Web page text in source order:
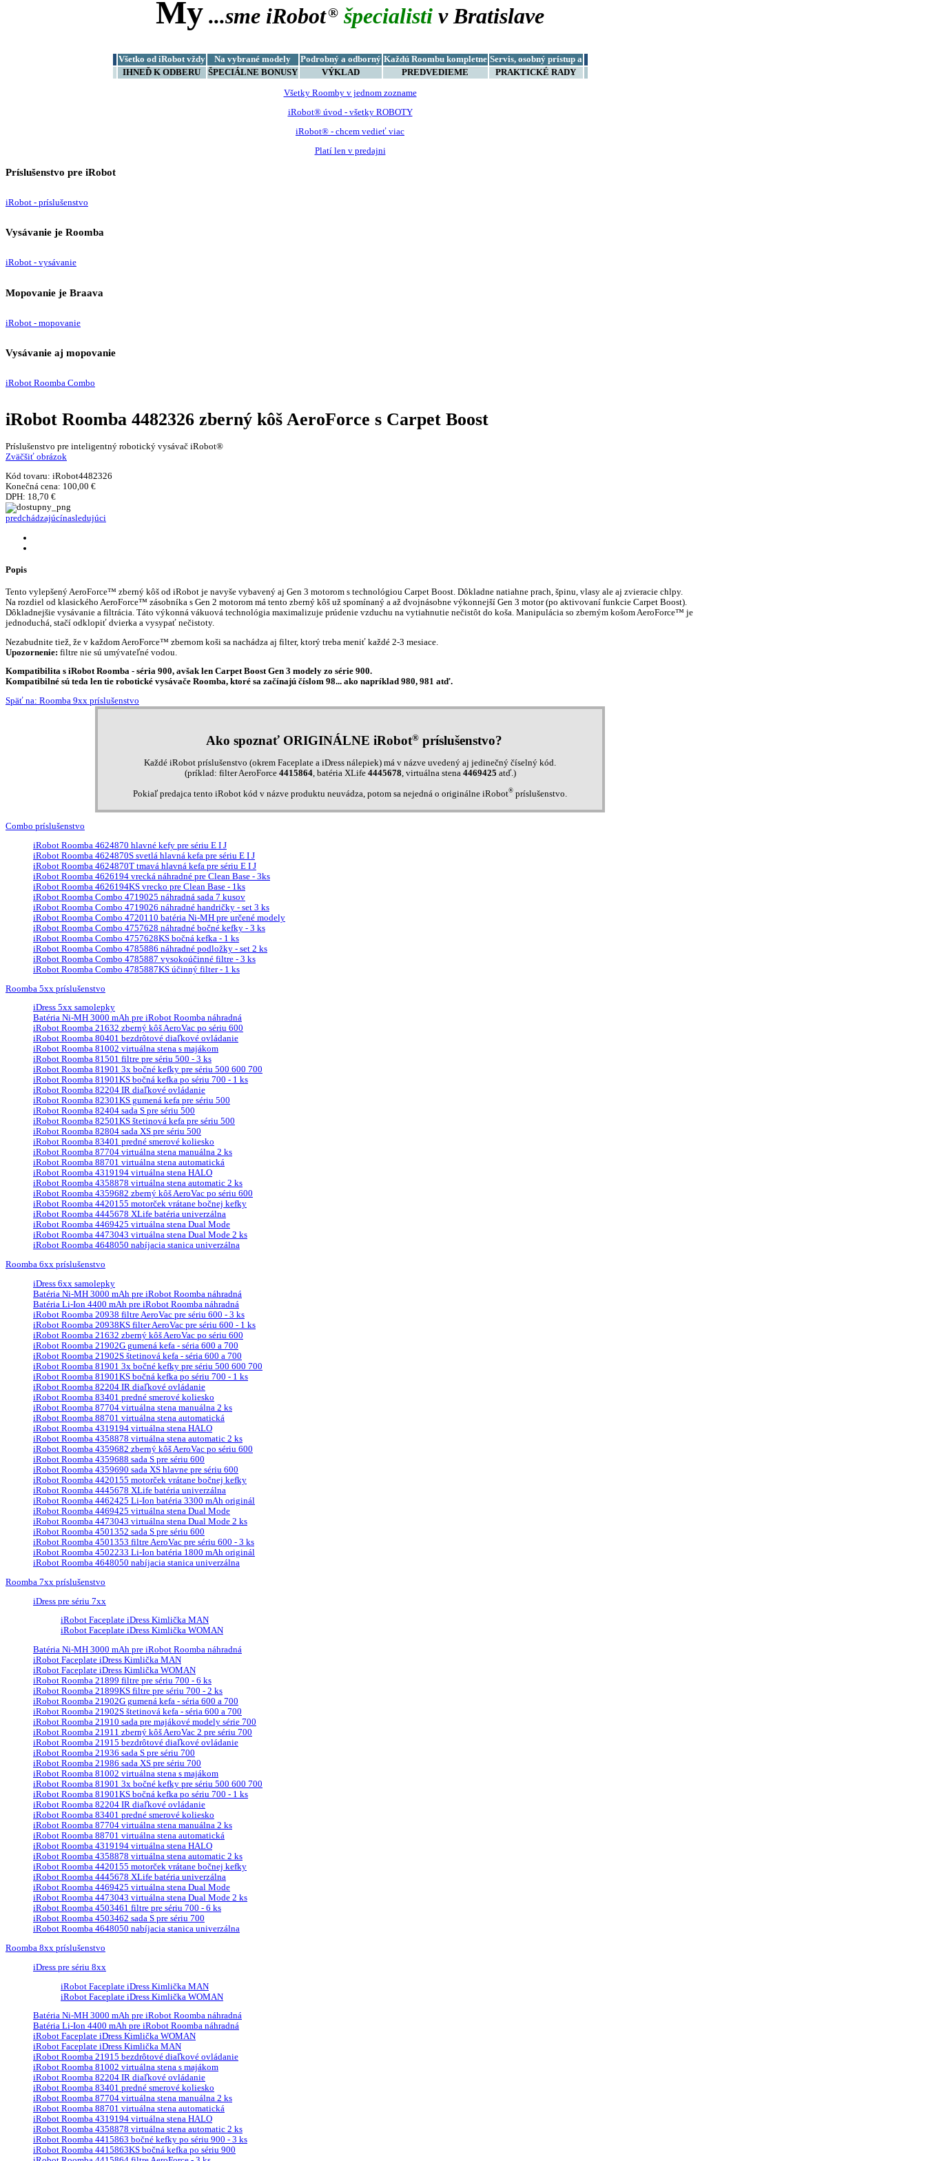
My ...sme iRobot® špecialisti v Bratislave
Všetko od iRobot vždy Na vybrané modely Podrobný a odborný Každú Roombu kompletne Servis, osobný prístup a
IHNEĎ K ODBERU
ŠPECIÁLNE BONUSY VÝKLAD PREDVEDIEME PRAKTICKÉ RADY
Všetky Roomby v jednom zozname
iRobot® úvod - všetky ROBOTY
iRobot® - chcem vedieť viac
Platí len v predajni
Príslušenstvo pre iRobot
iRobot - príslušenstvo
Vysávanie je Roomba
iRobot - vysávanie
Mopovanie je Braava
iRobot - mopovanie
Vysávanie aj mopovanie
iRobot Roomba Combo
iRobot Roomba 4482326 zberný kôš AeroForce s Carpet Boost
Príslušenstvo pre inteligentný robotický vysávač iRobot®
Zväčšiť obrázok
Kód tovaru: iRobot4482326
Konečná cena: 100,00 €
DPH: 18,70 €
predchádzajúcínasledujúci
Popis
Tento vylepšený AeroForce™ zberný kôš od iRobot je navyše vybavený aj Gen 3 motorom s technológiou Carpet Boost. Dôkladne natiahne prach, špinu, vlasy ale aj zvieracie chlpy.
Na rozdiel od klasického AeroForce™ zásobníka s Gen 2 motorom má tento zberný kôš už spomínaný a až dvojnásobne výkonnejší Gen 3 motor (po aktivovaní funkcie Carpet Boost).
Dôkladnejšie vysávanie a filtrácia. Táto výkonná vákuová technológia maximalizuje prúdenie vzduchu na vytiahnutie nečistôt do koša. Manipulácia so zberným košom AeroForce™ je
jednoduchá, stačí odklopiť dvierka a vysypať nečistoty.
Nezabudnite tiež, že v každom AeroForce™ zbernom koši sa nachádza aj filter, ktorý treba meniť každé 2-3 mesiace.
Upozornenie: filtre nie sú umývateľné vodou.
Kompatibilita s iRobot Roomba - séria 900, avšaklen Carpet Boost Gen 3 modely zo série 900.
Kompatibilné sú teda len tie robotické vysávače Roomba, ktoré sa začínajú číslom 98... ako napríklad 980, 981 atď.
Späť na: Roomba 9xx príslušenstvo
Ako spoznať ORIGINÁLNE iRobot® príslušenstvo?
Každé iRobot príslušenstvo (okrem Faceplate a iDress nálepiek) má v názve uvedený aj jedinečný číselný kód.
(príklad: filter AeroForce 4415864, batéria XLife4445678, virtuálna stena 4469425 atď.)
Pokiaľ predajca tento iRobot kód v názve produktu neuvádza, potom sa nejedná o originálne iRobot® príslušenstvo.
Combo príslušenstvo
iRobot Roomba 4624870 hlavné kefy pre sériu E I J
iRobot Roomba 4624870S svetlá hlavná kefa pre sériu E I J
iRobot Roomba 4624870T tmavá hlavná kefa pre sériu E I J
iRobot Roomba 4626194 vrecká náhradné pre Clean Base - 3ks
iRobot Roomba 4626194KS vrecko pre Clean Base - 1ks
iRobot Roomba Combo 4719025 náhradná sada 7 kusov
iRobot Roomba Combo 4719026 náhradné handričky - set 3 ks
iRobot Roomba Combo 4720110 batéria Ni-MH pre určené modely
iRobot Roomba Combo 4757628 náhradné bočné kefky - 3 ks
iRobot Roomba Combo 4757628KS bočná kefka - 1 ks
iRobot Roomba Combo 4785886 náhradné podložky - set 2 ks
iRobot Roomba Combo 4785887 vysokoúčinné filtre - 3 ks
iRobot Roomba Combo 4785887KS účinný filter - 1 ks
Roomba 5xx príslušenstvo
iDress 5xx samolepky
Batéria Ni-MH 3000 mAh pre iRobot Roomba náhradná
iRobot Roomba 21632 zberný kôš AeroVac po sériu 600
iRobot Roomba 80401 bezdrôtové diaľkové ovládanie
iRobot Roomba 81002 virtuálna stena s majákom
iRobot Roomba 81501 filtre pre sériu 500 - 3 ks
iRobot Roomba 81901 3x bočné kefky pre sériu 500 600 700
iRobot Roomba 81901KS bočná kefka po sériu 700 - 1 ks
iRobot Roomba 82204 IR diaľkové ovládanie
iRobot Roomba 82301KS gumená kefa pre sériu 500
iRobot Roomba 82404 sada S pre sériu 500
iRobot Roomba 82501KS štetinová kefa pre sériu 500
iRobot Roomba 82804 sada XS pre sériu 500
iRobot Roomba 83401 predné smerové koliesko
iRobot Roomba 87704 virtuálna stena manuálna 2 ks
iRobot Roomba 88701 virtuálna stena automatická
iRobot Roomba 4319194 virtuálna stena HALO
iRobot Roomba 4358878 virtuálna stena automatic 2 ks
iRobot Roomba 4359682 zberný kôš AeroVac po sériu 600
iRobot Roomba 4420155 motorček vrátane bočnej kefky
iRobot Roomba 4445678 XLife batéria univerzálna
iRobot Roomba 4469425 virtuálna stena Dual Mode
iRobot Roomba 4473043 virtuálna stena Dual Mode 2 ks
iRobot Roomba 4648050 nabíjacia stanica univerzálna
Roomba 6xx príslušenstvo
iDress 6xx samolepky
Batéria Ni-MH 3000 mAh pre iRobot Roomba náhradná
Batéria Li-Ion 4400 mAh pre iRobot Roomba náhradná
iRobot Roomba 20938 filtre AeroVac pre sériu 600 - 3 ks
iRobot Roomba 20938KS filter AeroVac pre sériu 600 - 1 ks
iRobot Roomba 21632 zberný kôš AeroVac po sériu 600
iRobot Roomba 21902G gumená kefa - séria 600 a 700
iRobot Roomba 21902S štetinová kefa - séria 600 a 700
iRobot Roomba 81901 3x bočné kefky pre sériu 500 600 700
iRobot Roomba 81901KS bočná kefka po sériu 700 - 1 ks
iRobot Roomba 82204 IR diaľkové ovládanie
iRobot Roomba 83401 predné smerové koliesko
iRobot Roomba 87704 virtuálna stena manuálna 2 ks
iRobot Roomba 88701 virtuálna stena automatická
iRobot Roomba 4319194 virtuálna stena HALO
iRobot Roomba 4358878 virtuálna stena automatic 2 ks
iRobot Roomba 4359682 zberný kôš AeroVac po sériu 600
iRobot Roomba 4359688 sada S pre sériu 600
iRobot Roomba 4359690 sada XS hlavne pre sériu 600
iRobot Roomba 4420155 motorček vrátane bočnej kefky
iRobot Roomba 4445678 XLife batéria univerzálna
iRobot Roomba 4462425 Li-Ion batéria 3300 mAh originál
iRobot Roomba 4469425 virtuálna stena Dual Mode
iRobot Roomba 4473043 virtuálna stena Dual Mode 2 ks
iRobot Roomba 4501352 sada S pre sériu 600
iRobot Roomba 4501353 filtre AeroVac pre sériu 600 - 3 ks
iRobot Roomba 4502233 Li-Ion batéria 1800 mAh originál
iRobot Roomba 4648050 nabíjacia stanica univerzálna
Roomba 7xx príslušenstvo
iDress pre sériu 7xx
iRobot Faceplate iDress Kimlička MAN
iRobot Faceplate iDress Kimlička WOMAN
Batéria Ni-MH 3000 mAh pre iRobot Roomba náhradná
iRobot Faceplate iDress Kimlička MAN
iRobot Faceplate iDress Kimlička WOMAN
iRobot Roomba 21899 filtre pre sériu 700 - 6 ks
iRobot Roomba 21899KS filtre pre sériu 700 - 2 ks
iRobot Roomba 21902G gumená kefa - séria 600 a 700
iRobot Roomba 21902S štetinová kefa - séria 600 a 700
iRobot Roomba 21910 sada pre majákové modely série 700
iRobot Roomba 21911 zberný kôš AeroVac 2 pre sériu 700
iRobot Roomba 21915 bezdrôtové diaľkové ovládanie
iRobot Roomba 21936 sada S pre sériu 700
iRobot Roomba 21986 sada XS pre sériu 700
iRobot Roomba 81002 virtuálna stena s majákom
iRobot Roomba 81901 3x bočné kefky pre sériu 500 600 700
iRobot Roomba 81901KS bočná kefka po sériu 700 - 1 ks
iRobot Roomba 82204 IR diaľkové ovládanie
iRobot Roomba 83401 predné smerové koliesko
iRobot Roomba 87704 virtuálna stena manuálna 2 ks
iRobot Roomba 88701 virtuálna stena automatická
iRobot Roomba 4319194 virtuálna stena HALO
iRobot Roomba 4358878 virtuálna stena automatic 2 ks
iRobot Roomba 4420155 motorček vrátane bočnej kefky
iRobot Roomba 4445678 XLife batéria univerzálna
iRobot Roomba 4469425 virtuálna stena Dual Mode
iRobot Roomba 4473043 virtuálna stena Dual Mode 2 ks
iRobot Roomba 4503461 filtre pre sériu 700 - 6 ks
iRobot Roomba 4503462 sada S pre sériu 700
iRobot Roomba 4648050 nabíjacia stanica univerzálna
Roomba 8xx príslušenstvo
iDress pre sériu 8xx
iRobot Faceplate iDress Kimlička MAN
iRobot Faceplate iDress Kimlička WOMAN
Batéria Ni-MH 3000 mAh pre iRobot Roomba náhradná
Batéria Li-Ion 4400 mAh pre iRobot Roomba náhradná
iRobot Faceplate iDress Kimlička WOMAN
iRobot Faceplate iDress Kimlička MAN
iRobot Roomba 21915 bezdrôtové diaľkové ovládanie
iRobot Roomba 81002 virtuálna stena s majákom
iRobot Roomba 82204 IR diaľkové ovládanie
iRobot Roomba 83401 predné smerové koliesko
iRobot Roomba 87704 virtuálna stena manuálna 2 ks
iRobot Roomba 88701 virtuálna stena automatická
iRobot Roomba 4319194 virtuálna stena HALO
iRobot Roomba 4358878 virtuálna stena automatic 2 ks
iRobot Roomba 4415863 bočné kefky po sériu 900 - 3 ks
iRobot Roomba 4415863KS bočná kefka po sériu 900